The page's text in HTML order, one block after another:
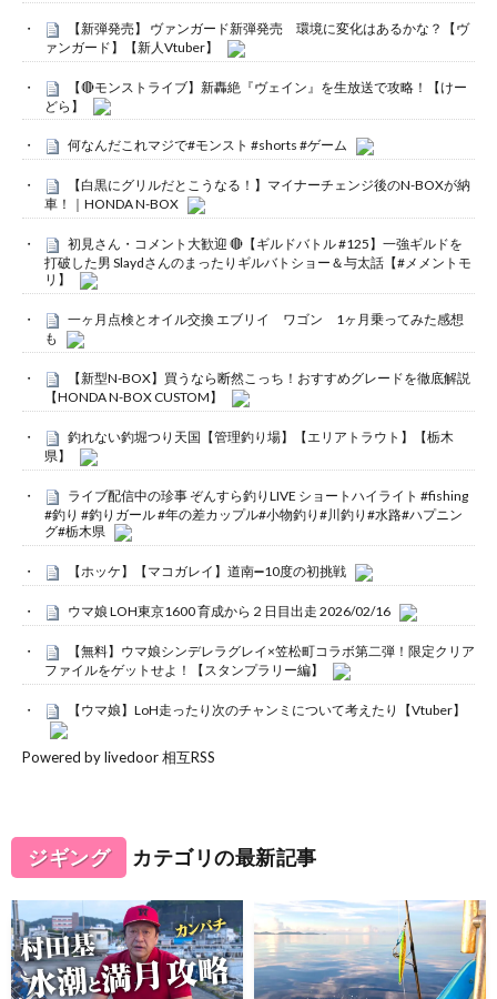
【新弾発売】 ヴァンガード新弾発売 環境に変化はあるかな？【ヴ
ァンガード】【新人Vtuber】
【🔴モンストライブ】新轟絶『ヴェイン』を生放送で攻略！【けー
どら】
何なんだこれマジで#モンスト #shorts #ゲーム
【白黒にグリルだとこうなる！】マイナーチェンジ後のN-BOXが納
車！｜HONDA N-BOX
初見さん・コメント大歓迎 🔴【ギルドバトル #125】一強ギルドを
打破した男 Slaydさんのまったりギルバトショー＆与太話【#メメントモ
リ】
一ヶ月点検とオイル交換 エブリイ ワゴン 1ヶ月乗ってみた感想
も
【新型N-BOX】買うなら断然こっち！おすすめグレードを徹底解説
【HONDA N-BOX CUSTOM】
釣れない釣堀つり天国【管理釣り場】【エリアトラウト】【栃木
県】
ライブ配信中の珍事 ぞんすら釣りLIVE ショートハイライト #fishing
#釣り #釣りガール #年の差カップル#小物釣り#川釣り#水路#ハプニン
グ#栃木県
【ホッケ】【マコガレイ】道南➖10度の初挑戦
ウマ娘 LOH東京1600 育成から２日目出走 2026/02/16
【無料】ウマ娘シンデレラグレイ×笠松町コラボ第二弾！限定クリア
ファイルをゲットせよ！【スタンプラリー編】
【ウマ娘】LoH走ったり次のチャンミについて考えたり【Vtuber】
Powered by livedoor 相互RSS
ジギング カテゴリの最新記事